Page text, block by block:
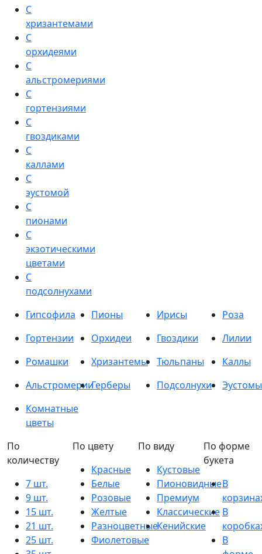
С
хризантемами
С
орхидеями
С
альстромериями
С
гортензиями
С
гвоздиками
С
каллами
С
эустомой
С
пионами
С
экзотическими
цветами
С
подсолнухами
Гипсофила
Пионы Ирисы
Роза
Гортензии
Орхидеи Гвоздики
Лилии
Ромашки
Хризантемы Тюльпаны
Каллы
АльстромерииГерберы Подсолнухи
Эустомы
Комнатные
цветы
По
количеству
7 шт.
9 шт.
15 шт.
21 шт.
25 шт.
По цвету
Красные
Белые
Розовые
Желтые
Разноцветные
Фиолетовые
По виду
Кустовые
Пионовидные
Премиум
Классические
Кенийские
По форме
букета
В
В
В